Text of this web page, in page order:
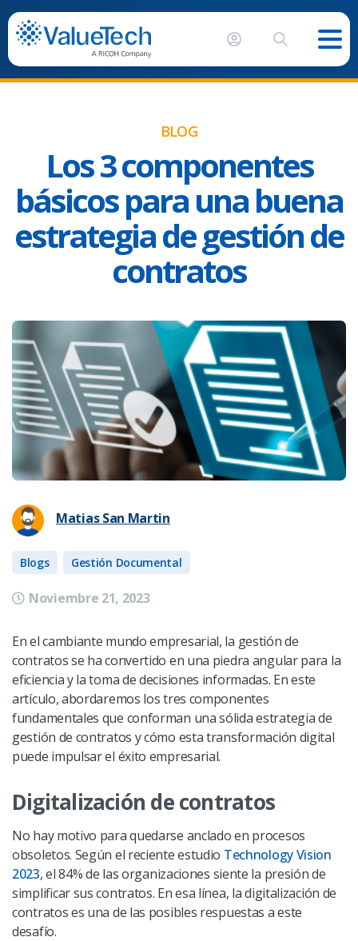
BLOG
Los 3 componentes
básicos para una buena
estrategia de gestión de
contratos
Matias San Martin
Blogs Gestión Documental
Noviembre 21, 2023
En el cambiante mundo empresarial, la gestión de
contratos se ha convertido en una piedra angular para la
eficiencia y la toma de decisiones informadas. En este
artículo, abordaremos los tres componentes
fundamentales que conforman una sólida estrategia de
gestión de contratos y cómo esta transformación digital
puede impulsar el éxito empresarial.
Digitalización de contratos
No hay motivo para quedarse anclado en procesos
obsoletos. Según el reciente estudio Technology Vision
2023, el 84% de las organizaciones siente la presión de
simplificar sus contratos. En esa línea, la digitalización de
contratos es una de las posibles respuestas a este
desafío.